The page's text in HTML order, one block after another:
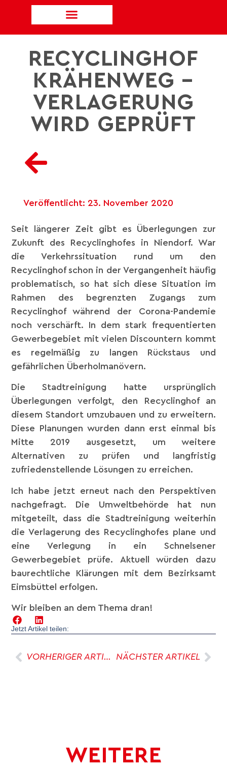
RECYCLINGHOF
KRÄHENWEG –
VERLAGERUNG
WIRD GEPRÜFT
Veröffentlicht: 23. November 2020
Seit längerer Zeit gibt es Überlegungen zur
Zukunft des Recyclinghofes in Niendorf. War
die Verkehrssituation rund um den
Recyclinghof schon in der Vergangenheit häufig
problematisch, so hat sich diese Situation im
Rahmen des begrenzten Zugangs zum
Recyclinghof während der Corona-Pandemie
noch verschärft. In dem stark frequentierten
Gewerbegebiet mit vielen Discountern kommt
es regelmäßig zu langen Rückstaus und
gefährlichen Überholmanövern.
Die Stadtreinigung hatte ursprünglich
Überlegungen verfolgt, den Recyclinghof an
diesem Standort umzubauen und zu erweitern.
Diese Planungen wurden dann erst einmal bis
Mitte 2019 ausgesetzt, um weitere
Alternativen zu prüfen und langfristig
zufriedenstellende Lösungen zu erreichen.
Ich habe jetzt erneut nach den Perspektiven
nachgefragt. Die Umweltbehörde hat nun
mitgeteilt, dass die Stadtreinigung weiterhin
die Verlagerung des Recyclinghofes plane und
eine Verlegung in ein Schnelsener
Gewerbegebiet prüfe. Aktuell würden dazu
baurechtliche Klärungen mit dem Bezirksamt
Eimsbüttel erfolgen.
Wir bleiben an dem Thema dran!
Jetzt Artikel teilen:
VORHERIGER ARTIKEL NÄCHSTER ARTIKEL
WEITERE